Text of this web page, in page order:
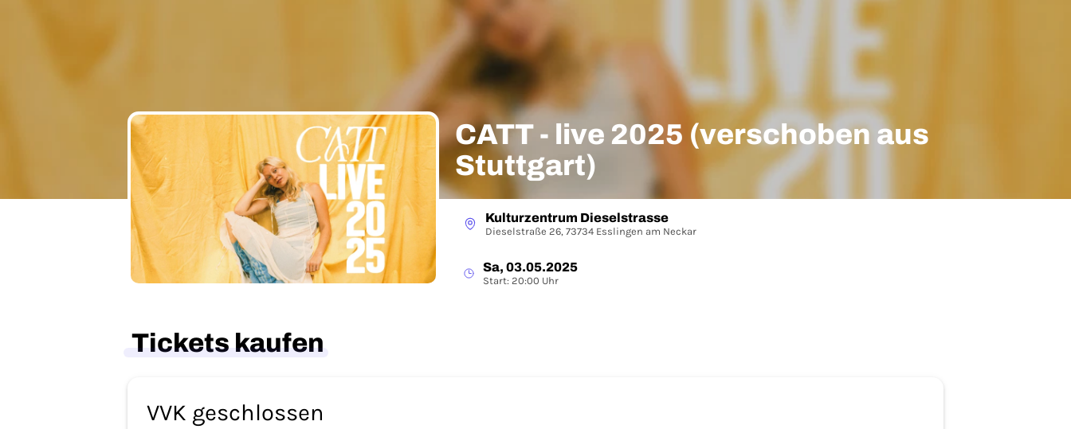
CATT - live 2025 (verschoben aus
Stuttgart)
Kulturzentrum Dieselstrasse
Dieselstraße 26, 73734 Esslingen am Neckar
Sa, 03.05.2025
Start: 20:00 Uhr
Tickets kaufen
VVK geschlossen